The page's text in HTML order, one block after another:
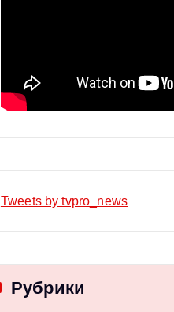
Tweets by tvpro_news
Рубрики